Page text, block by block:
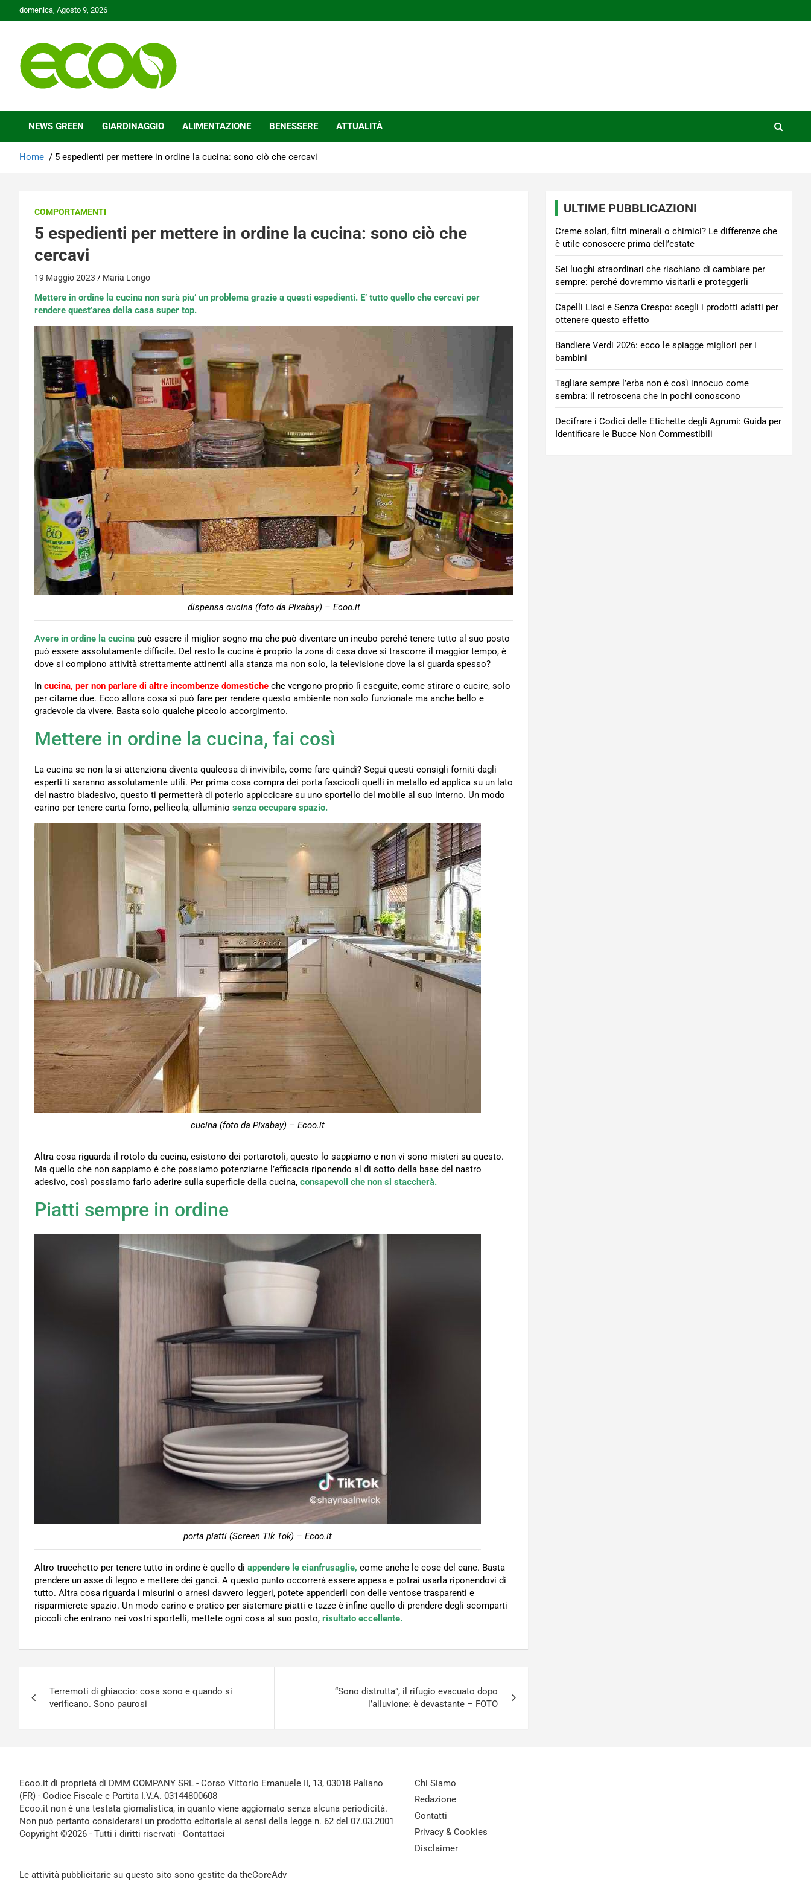
to
domenica, Agosto 9, 2026
Ecoo.it
NEWS GREEN GIARDINAGGIO ALIMENTAZIONE BENESSERE ATTUALITÀ
Home 5 espedienti per mettere in ordine la cucina: sono ciò che cercavi
COMPORTAMENTI
5 espedienti per mettere in ordine la cucina: sono ciò che
cercavi
19 Maggio 2023 Maria Longo
Mettere in ordine la cucina non sarà piu’ un problema grazie a questi espedienti. E’ tutto quello che cercavi per
rendere quest’area della casa super top.
dispensa cucina (foto da Pixabay) – Ecoo.it
Avere in ordine la cucina può essere il miglior sogno ma che può diventare un incubo perché tenere tutto al suo posto
può essere assolutamente difficile. Del resto la cucina è proprio la zona di casa dove si trascorre il maggior tempo, è
dove si compiono attività strettamente attinenti alla stanza ma non solo, la televisione dove la si guarda spesso?
In cucina, per non parlare di altre incombenze domestiche che vengono proprio lì eseguite, come stirare o cucire, solo
per citarne due. Ecco allora cosa si può fare per rendere questo ambiente non solo funzionale ma anche bello e
gradevole da vivere. Basta solo qualche piccolo accorgimento.
Mettere in ordine la cucina, fai così
La cucina se non la si attenziona diventa qualcosa di invivibile, come fare quindi? Segui questi consigli forniti dagli
esperti ti saranno assolutamente utili. Per prima cosa compra dei porta fascicoli quelli in metallo ed applica su un lato
del nastro biadesivo, questo ti permetterà di poterlo appiccicare su uno sportello del mobile al suo interno. Un modo
carino per tenere carta forno, pellicola, alluminio senza occupare spazio.
cucina (foto da Pixabay) – Ecoo.it
Altra cosa riguarda il rotolo da cucina, esistono dei portarotoli, questo lo sappiamo e non vi sono misteri su questo.
Ma quello che non sappiamo è che possiamo potenziarne l’efficacia riponendo al di sotto della base del nastro
adesivo, così possiamo farlo aderire sulla superficie della cucina, consapevoli che non si staccherà.
Piatti sempre in ordine
porta piatti (Screen Tik Tok) – Ecoo.it
Altro trucchetto per tenere tutto in ordine è quello di appendere le cianfrusaglie, come anche le cose del cane. Basta
prendere un asse di legno e mettere dei ganci. A questo punto occorrerà essere appesa e potrai usarla riponendovi di
tutto. Altra cosa riguarda i misurini o arnesi davvero leggeri, potete appenderli con delle ventose trasparenti e
risparmierete spazio. Un modo carino e pratico per sistemare piatti e tazze è infine quello di prendere degli scomparti
piccoli che entrano nei vostri sportelli, mettete ogni cosa al suo posto, risultato eccellente.
articoli
Terremoti di ghiaccio: cosa sono e quando si
verificano. Sono paurosi
“Sono distrutta”, il rifugio evacuato dopo
l’alluvione: è devastante – FOTO
ULTIME PUBBLICAZIONI
Creme solari, filtri minerali o chimici? Le differenze che
è utile conoscere prima dell’estate
Sei luoghi straordinari che rischiano di cambiare per
sempre: perché dovremmo visitarli e proteggerli
Capelli Lisci e Senza Crespo: scegli i prodotti adatti per
ottenere questo effetto
Bandiere Verdi 2026: ecco le spiagge migliori per i
bambini
Tagliare sempre l’erba non è così innocuo come
sembra: il retroscena che in pochi conoscono
Decifrare i Codici delle Etichette degli Agrumi: Guida per
Identificare le Bucce Non Commestibili
Ecoo.it di proprietà di DMM COMPANY SRL - Corso Vittorio Emanuele II, 13, 03018 Paliano
(FR) - Codice Fiscale e Partita I.V.A. 03144800608
Ecoo.it non è una testata giornalistica, in quanto viene aggiornato senza alcuna periodicità.
Non può pertanto considerarsi un prodotto editoriale ai sensi della legge n. 62 del 07.03.2001
Copyright ©2026 - Tutti i diritti riservati - Contattaci
Le attività pubblicitarie su questo sito sono gestite da theCoreAdv
Chi Siamo
Redazione
Contatti
Privacy & Cookies
Disclaimer